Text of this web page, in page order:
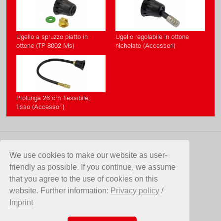
We use cookies to make our website as user-
friendly as possible. If you continue, we assume
that you agree to the use of cookies on this
website. Further information: Privacy policy /
Imprint
Ugello a spruzzo piatto in
ottone (TP 8002 Ms)
Ugello regolabile in ottone
nichelato (Accessori)
Prolunga 26 cm flessibile,
fisso (Accessori)
CONTATTO
Birchmeier Sprühtechnik AG
Im Stetterfeld 1
5608 Stetten
SVIZZERA